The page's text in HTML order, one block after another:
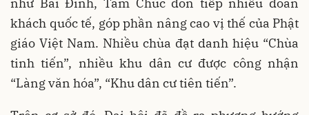
khách quốc tế, góp phần nâng cao vị thế của Phật
giáo Việt Nam. Nhiều chùa đạt danh hiệu “Chùa
tinh tiến”, nhiều khu dân cư được công nhận
“Làng văn hóa”, “Khu dân cư tiên tiến”.